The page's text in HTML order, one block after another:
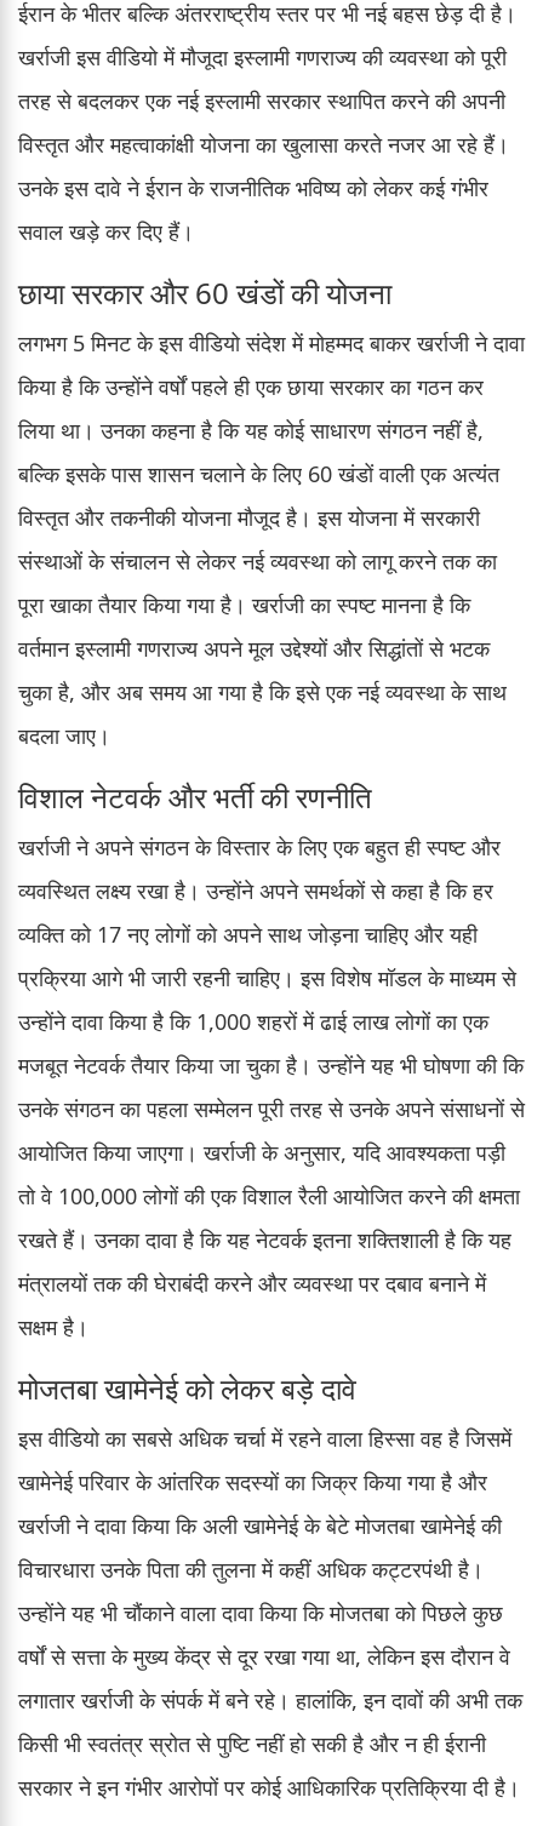
ईरान के भीतर बल्कि अंतरराष्ट्रीय स्तर पर भी नई बहस छेड़ दी है।
खर्राजी इस वीडियो में मौजूदा इस्लामी गणराज्य की व्यवस्था को पूरी
तरह से बदलकर एक नई इस्लामी सरकार स्थापित करने की अपनी
विस्तृत और महत्वाकांक्षी योजना का खुलासा करते नजर आ रहे हैं।
उनके इस दावे ने ईरान के राजनीतिक भविष्य को लेकर कई गंभीर
सवाल खड़े कर दिए हैं।
छाया सरकार और 60 खंडों की योजना
लगभग 5 मिनट के इस वीडियो संदेश में मोहम्मद बाकर खर्राजी ने दावा
किया है कि उन्होंने वर्षों पहले ही एक छाया सरकार का गठन कर
लिया था। उनका कहना है कि यह कोई साधारण संगठन नहीं है,
बल्कि इसके पास शासन चलाने के लिए 60 खंडों वाली एक अत्यंत
विस्तृत और तकनीकी योजना मौजूद है। इस योजना में सरकारी
संस्थाओं के संचालन से लेकर नई व्यवस्था को लागू करने तक का
पूरा खाका तैयार किया गया है। खर्राजी का स्पष्ट मानना है कि
वर्तमान इस्लामी गणराज्य अपने मूल उद्देश्यों और सिद्धांतों से भटक
चुका है, और अब समय आ गया है कि इसे एक नई व्यवस्था के साथ
बदला जाए।
विशाल नेटवर्क और भर्ती की रणनीति
खर्राजी ने अपने संगठन के विस्तार के लिए एक बहुत ही स्पष्ट और
व्यवस्थित लक्ष्य रखा है। उन्होंने अपने समर्थकों से कहा है कि हर
व्यक्ति को 17 नए लोगों को अपने साथ जोड़ना चाहिए और यही
प्रक्रिया आगे भी जारी रहनी चाहिए। इस विशेष मॉडल के माध्यम से
उन्होंने दावा किया है कि 1,000 शहरों में ढाई लाख लोगों का एक
मजबूत नेटवर्क तैयार किया जा चुका है। उन्होंने यह भी घोषणा की कि
उनके संगठन का पहला सम्मेलन पूरी तरह से उनके अपने संसाधनों से
आयोजित किया जाएगा। खर्राजी के अनुसार, यदि आवश्यकता पड़ी
तो वे 100,000 लोगों की एक विशाल रैली आयोजित करने की क्षमता
रखते हैं। उनका दावा है कि यह नेटवर्क इतना शक्तिशाली है कि यह
मंत्रालयों तक की घेराबंदी करने और व्यवस्था पर दबाव बनाने में
सक्षम है।
मोजतबा खामेनेई को लेकर बड़े दावे
इस वीडियो का सबसे अधिक चर्चा में रहने वाला हिस्सा वह है जिसमें
खामेनेई परिवार के आंतरिक सदस्यों का जिक्र किया गया है और
खर्राजी ने दावा किया कि अली खामेनेई के बेटे मोजतबा खामेनेई की
विचारधारा उनके पिता की तुलना में कहीं अधिक कट्टरपंथी है।
उन्होंने यह भी चौंकाने वाला दावा किया कि मोजतबा को पिछले कुछ
वर्षों से सत्ता के मुख्य केंद्र से दूर रखा गया था, लेकिन इस दौरान वे
लगातार खर्राजी के संपर्क में बने रहे। हालांकि, इन दावों की अभी तक
किसी भी स्वतंत्र स्रोत से पुष्टि नहीं हो सकी है और न ही ईरानी
सरकार ने इन गंभीर आरोपों पर कोई आधिकारिक प्रतिक्रिया दी है।